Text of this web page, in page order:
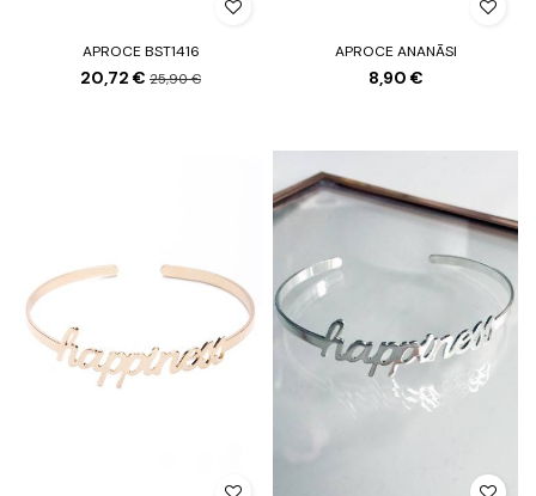
APROCE BST1416
20,72 € 25,90 €
APROCE ANANĀSI
8,90 €